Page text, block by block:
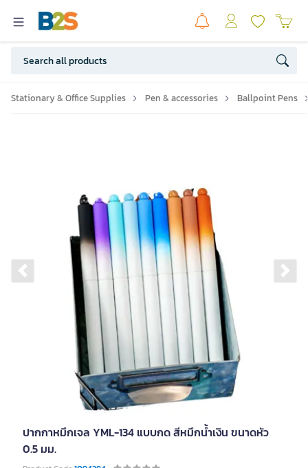
Stationary & Office Supplies Pen & accessories Ballpoint Pens
Previous slide
ปากกาหมึกเจล YML-134 แบบกด สีหมึกน้ำเงิน ขนาดหัว
0.5 มม.